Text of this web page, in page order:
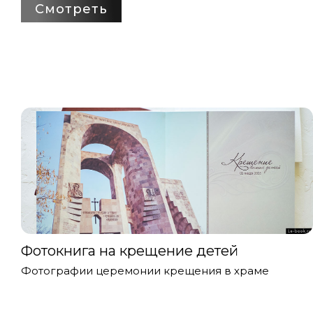
Смотреть
Фотокнига на крещение детей
Фотографии церемонии крещения в храме